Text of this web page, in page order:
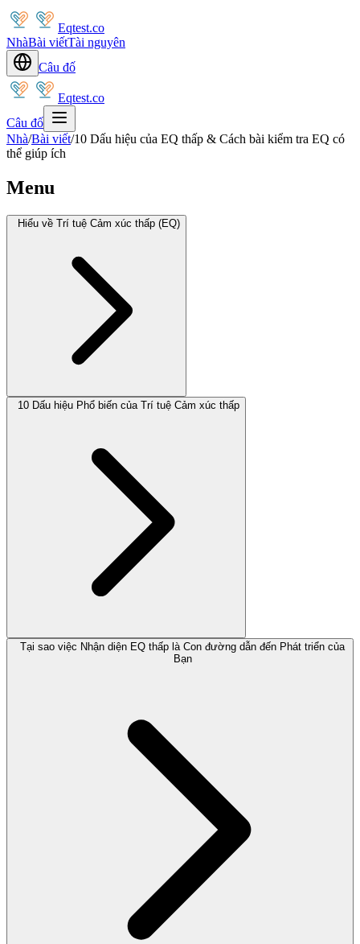
Eqtest.co
NhàBài viếtTài nguyên
Câu đố
Eqtest.co
Câu đố
Nhà/Bài viết/10 Dấu hiệu của EQ thấp & Cách bài kiểm tra EQ có
thể giúp ích
Menu
Hiểu về Trí tuệ Cảm xúc thấp (EQ)
10 Dấu hiệu Phổ biến của Trí tuệ Cảm xúc thấp
Tại sao việc Nhận diện EQ thấp là Con đường dẫn đến Phát triển của
Bạn